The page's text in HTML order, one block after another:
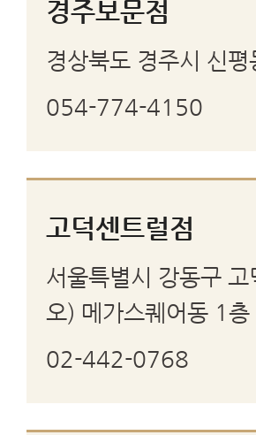
경주보문점
경상북도 경주시 신
054-774-4150
고덕센트럴점
서울특별시 강동구
오) 메가스퀘어동 1
02-442-0768